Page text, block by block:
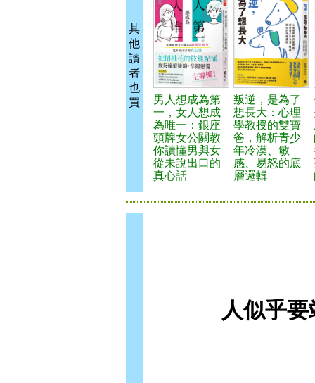
其
他
讀
者
也
買
男人想成為第
一，女人想成
為唯一：銀座
頭牌女公關教
你讀懂男與女
從未說出口的
真心話
叛逆，是為了
想長大：心理
學教授的雙寶
爸，解析青少
年冷漠、敏
感、易怒的底
層邏輯
人似乎